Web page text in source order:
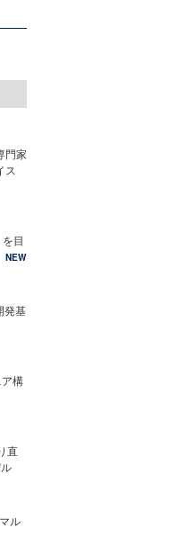
門家
ス
目
NEW
発基
構
直
ル